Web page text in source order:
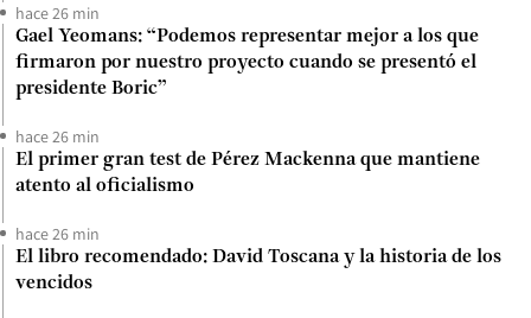
hace 26 min
Gael Yeomans: “Podemos representar mejor a los que
firmaron por nuestro proyecto cuando se presentó el
presidente Boric”
hace 26 min
El primer gran test de Pérez Mackenna que mantiene
atento al oficialismo
hace 26 min
El libro recomendado: David Toscana y la historia de los
vencidos